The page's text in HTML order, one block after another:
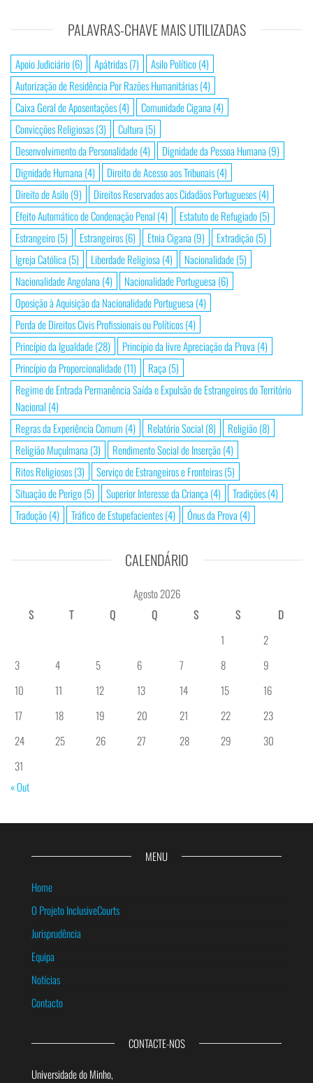
PALAVRAS-CHAVE MAIS UTILIZADAS
Apoio Judiciário(6) Apátridas(7) Asilo Político(4)
Autorização de Residência Por Razões Humanitárias(4)
Caixa Geral de Aposentações(4) Comunidade Cigana (4)
Convicções Religiosas(3) Cultura (5)
Desenvolvimento da Personalidade(4) Dignidade da Pessoa Humana (9)
Dignidade Humana (4) Direito de Acesso aos Tribunais(4)
Direito de Asilo(9) Direitos Reservados aos Cidadãos Portugueses(4)
Efeito Automático de Condenação Penal (4) Estatuto de Refugiado(5)
Estrangeiro(5) Estrangeiros(6) Etnia Cigana (9) Extradição(5)
Igreja Católica (5) Liberdade Religiosa (4) Nacionalidade(5)
Nacionalidade Angolana (4) Nacionalidade Portuguesa (6)
Oposição à Aquisição da Nacionalidade Portuguesa (4)
Perda de Direitos Civis Profissionais ou Políticos(4)
Princípio da Igualdade(28) Princípio da livre Apreciação da Prova (4)
Princípio da Proporcionalidade(11) Raça (5)
Regime de Entrada Permanência Saída e Expulsão de Estrangeiros do Território
Nacional (4)
Regras da Experiência Comum (4) Relatório Social (8) Religião(8)
Religião Muçulmana (3) Rendimento Social de Inserção(4)
Ritos Religiosos(3) Serviço de Estrangeiros e Fronteiras(5)
Situação de Perigo(5) Superior Interesse da Criança (4) Tradições(4)
Tradução(4) Tráfico de Estupefacientes(4) Ónus da Prova (4)
CALENDÁRIO
Agosto 2026
S
T Q Q S S
D
1
2
3
4 5 6 7 8
9
10
11 12 13 14 15
16
17
18 19 20 21 22
23
24
25 26 27 28 29
30
31
« Out
MENU
Home
O Projeto InclusiveCourts
Jurisprudência
Equipa
Notícias
Contacto
CONTACTE-NOS
Universidade do Minho,